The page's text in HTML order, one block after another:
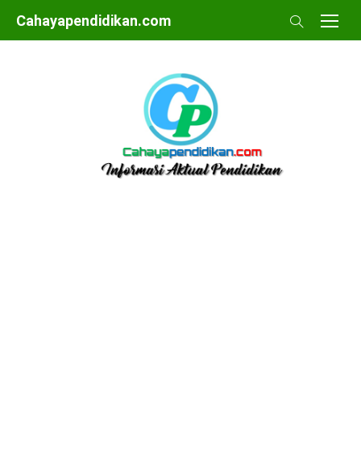
Skip
to
Cahayapendidikan.com